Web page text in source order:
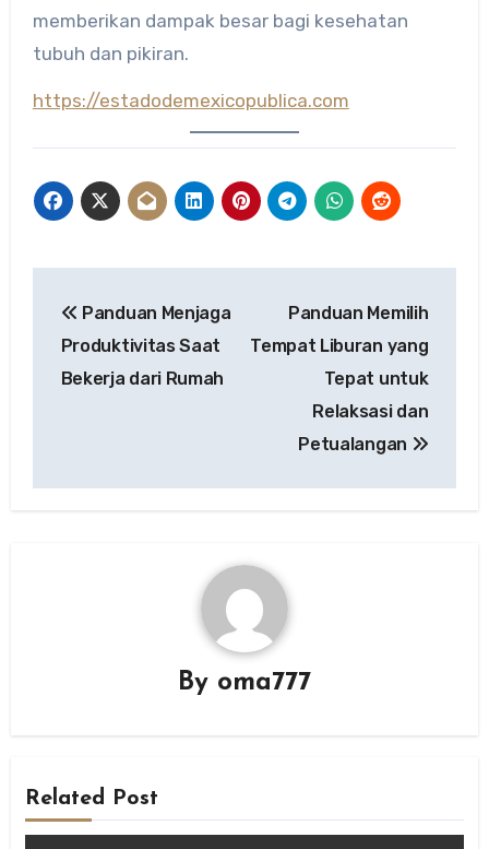
memberikan dampak besar bagi kesehatan
tubuh dan pikiran.
https://estadodemexicopublica.com
navigation
Panduan Menjaga
Produktivitas Saat
Bekerja dari Rumah
Panduan Memilih
Tempat Liburan yang
Tepat untuk
Relaksasi dan
Petualangan
By oma777
Related Post